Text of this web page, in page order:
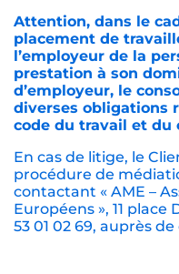
Attention, dans le
placement de
l’employeur de la
prestation à son
d’employeur, le
diverses obligations
code du travail et du
En cas de litige, le
procédure de
contactant « AME –
Européens », 11 place
53 01 02 69, auprès